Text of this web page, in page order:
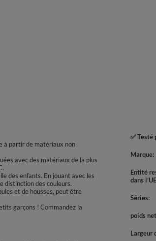
à partir de matériaux non
avec des matériaux de la plus
des enfants. En jouant avec les
distinction des couleurs.
et de housses, peut être
garçons ! Commandez la
✅ Testé
Marque
Entité
dans l'UE
Séries
poids
Largeur